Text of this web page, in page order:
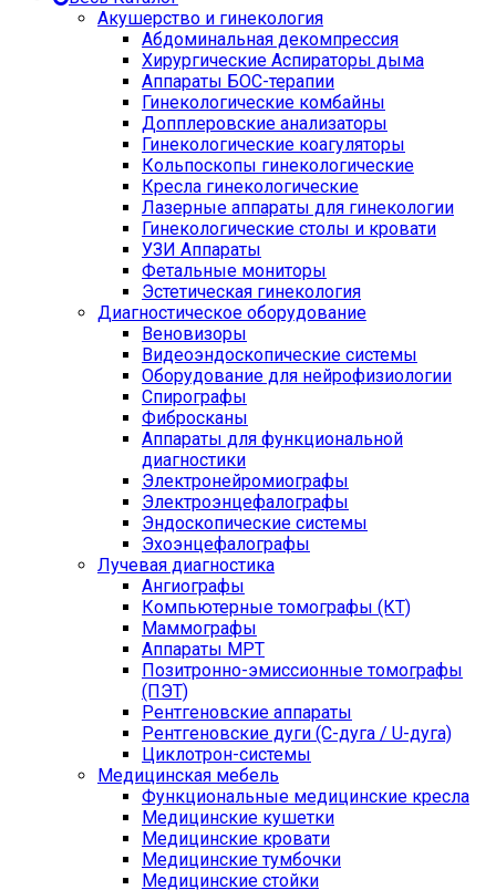
Акушерство и гинекология
Абдоминальная декомпрессия
Хирургические Аспираторы дыма
Аппараты БОС-терапии
Гинекологические комбайны
Допплеровские анализаторы
Гинекологические коагуляторы
Кольпоскопы гинекологические
Кресла гинекологические
Лазерные аппараты для гинекологии
Гинекологические столы и кровати
УЗИ Аппараты
Фетальные мониторы
Эстетическая гинекология
Диагностическое оборудование
Веновизоры
Видеоэндоскопические системы
Оборудование для нейрофизиологии
Спирографы
Фибросканы
Аппараты для функциональной
диагностики
Электронейромиографы
Электроэнцефалографы
Эндоскопические системы
Эхоэнцефалографы
Лучевая диагностика
Ангиографы
Компьютерные томографы (КТ)
Маммографы
Аппараты МРТ
Позитронно-эмиссионные томографы
(ПЭТ)
Рентгеновские аппараты
Рентгеновские дуги (С-дуга / U-дуга)
Циклотрон-системы
Медицинская мебель
Функциональные медицинские кресла
Медицинские кушетки
Медицинские кровати
Медицинские тумбочки
Медицинские стойки